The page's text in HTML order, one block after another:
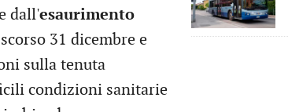
dall'esaurimento
31 dicembre e
sulla tenuta
condizioni sanitarie